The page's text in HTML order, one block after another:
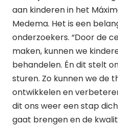
aan kinderen in het
Medema. Het is een
onderzoekers. “Door de
maken, kunnen we
behandelen. Én dit stelt
sturen. Zo kunnen we de
ontwikkelen en
dit ons weer een stap
gaat brengen en de